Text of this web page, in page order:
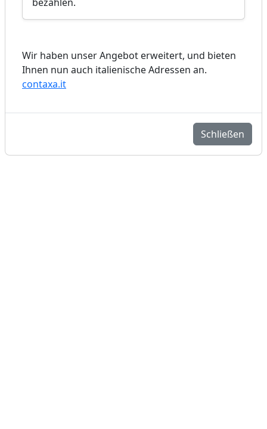
bezahlen.
Wir haben unser Angebot erweitert, und bieten
Ihnen nun auch italienische Adressen an.
contaxa.it
Schließen